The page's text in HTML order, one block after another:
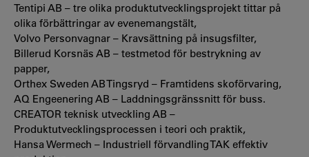
Tentipi AB – tre olika produktutvecklingsprojekt tittar på
olika förbättringar av evenemangstält,
Volvo Personvagnar – Kravsättning på insugsfilter,
Billerud Korsnäs AB – testmetod för bestrykning av
papper,
Orthex Sweden AB Tingsryd – Framtidens skoförvaring,
AQ Engeenering AB – Laddningsgränssnitt för buss.
CREATOR teknisk utveckling AB –
Produktutvecklingsprocessen i teori och praktik,
Hansa Wermech – Industriell förvandling TAK effektiv